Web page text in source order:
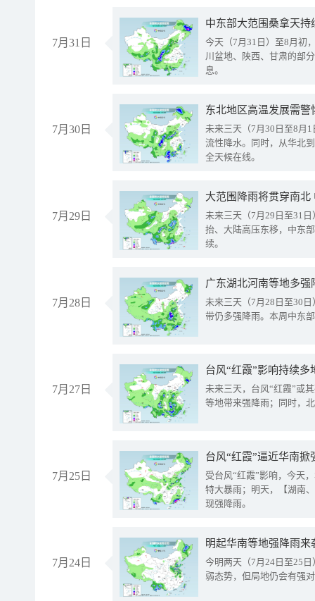
7月31日
中东部大范围桑拿天
今天（7月31日）至8月初
川盆地、陕西、甘肃的部
息。
7月30日
东北地区高温发展需
未来三天（7月30日至8月
流性降水。同时，从华北
全天候在线。
7月29日
大范围降雨将贯穿南
未来三天（7月29日至31
抬、大陆高压东移，中东
续。
7月28日
广东湖北河南等地多
未来三天（7月28日至30
带仍多强降雨。本周中东
7月27日
台风“红霞”影响持续
未来三天，台风“红霞”或
等地带来强降雨；同时，
7月25日
台风“红霞”逼近华南
受台风“红霞”影响，今天
特大暴雨；明天，【湖南
现强降雨。
7月24日
明起华南等地强降雨
今明两天（7月24日至25
弱态势，但局地仍会有强